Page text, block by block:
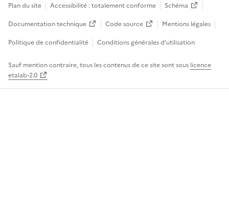
Plan du site Accessibilité : totalement conforme
Schéma
Documentation technique
Code source
Mentions légales
Politique de confidentialité
Conditions générales d’utilisation
Sauf mention contraire, tous les contenus de ce site sont sous licence
etalab-2.0